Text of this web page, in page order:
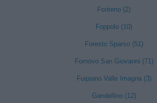
Fonteno (2)
Foppolo (10)
Foresto Sparso (51)
Fornovo San Giovanni (71)
Fuipiano Valle Imagna (3)
Gandellino (12)